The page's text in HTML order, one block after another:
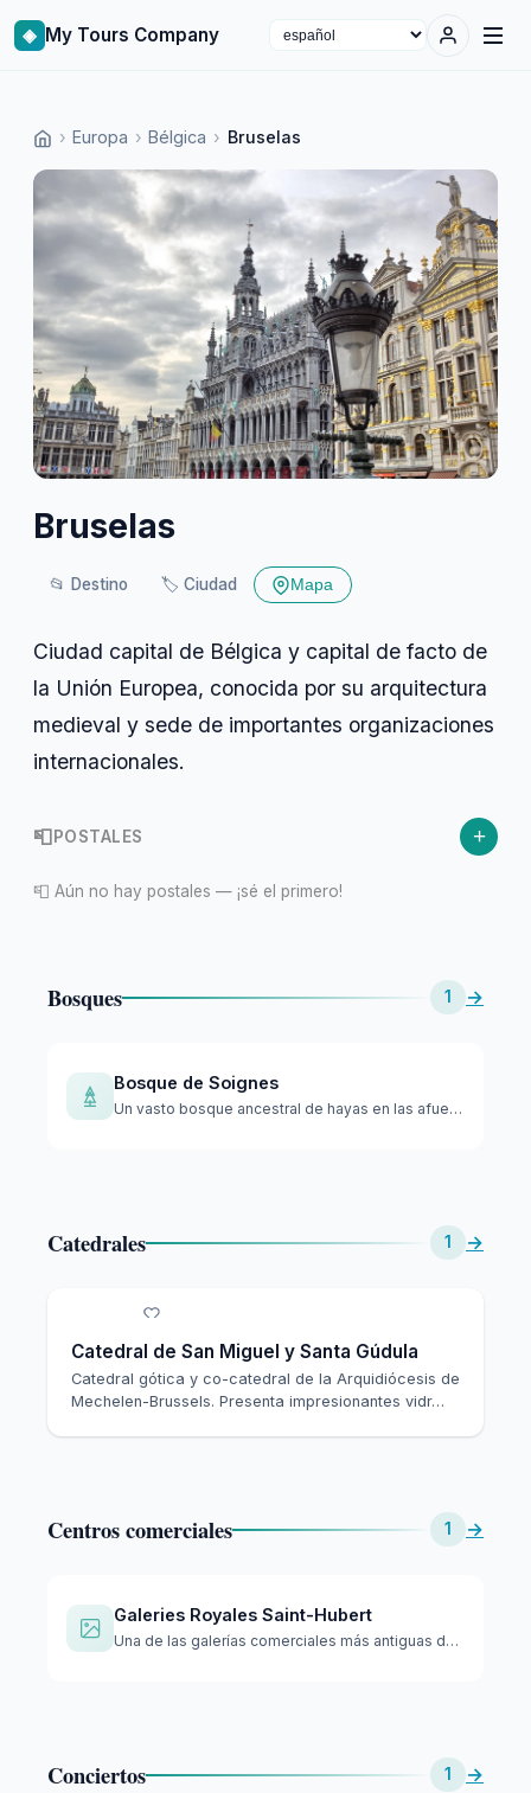
◈ My Tours Company
Select language
› Europa › Bélgica › Bruselas
Bruselas
📂 Destino 🏷️ Ciudad Mapa
Ciudad capital de Bélgica y capital de facto de
la Unión Europea, conocida por su arquitectura
medieval y sede de importantes organizaciones
internacionales.
📮POSTALES +
📮 Aún no hay postales — ¡sé el primero!
Bosques 1 →
Bosque de Soignes
Un vasto bosque ancestral de hayas en las afueras de Brusela…
Catedrales 1 →
Catedral de San Miguel y Santa Gúdula
Catedral gótica y co-catedral de la Arquidiócesis de
Mechelen-Brussels. Presenta impresionantes vidr…
Centros comerciales 1 →
Galeries Royales Saint-Hubert
Una de las galerías comerciales más antiguas de Europa, esta…
Conciertos 1 →